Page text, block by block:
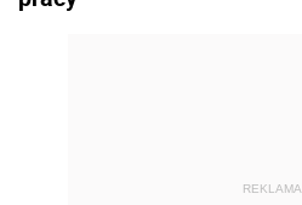
REKLAMA